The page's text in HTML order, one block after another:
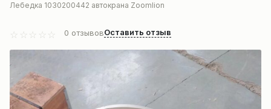
Лебедка 1030200442 автокрана Zoomlion
0 отзывовОставить отзыв